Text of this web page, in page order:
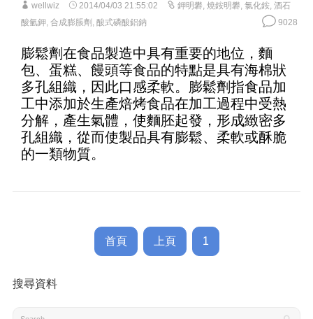
wellwiz 2014/04/03 21:55:02 鉀明礬, 燒銨明礬, 氯化銨, 酒石
酸氫鉀, 合成膨脹劑 , 酸式磷酸鋁鈉 9028
膨鬆劑在食品製造中具有重要的地位，麵
包、蛋糕、饅頭等食品的特點是具有海棉狀
多孔組織，因此口感柔軟。膨鬆劑指食品加
工中添加於生產焙烤食品在加工過程中受熱
分解，產生氣體，使麵胚起發，形成緻密多
孔組織，從而使製品具有膨鬆、柔軟或酥脆
的一類物質。
首頁 上頁 1
搜尋資料